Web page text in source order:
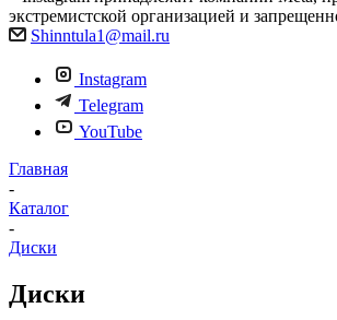
экстремистской организацией и
Shinntula1@mail.ru
Instagram
Telegram
YouTube
Главная
-
Каталог
-
Диски
Диски